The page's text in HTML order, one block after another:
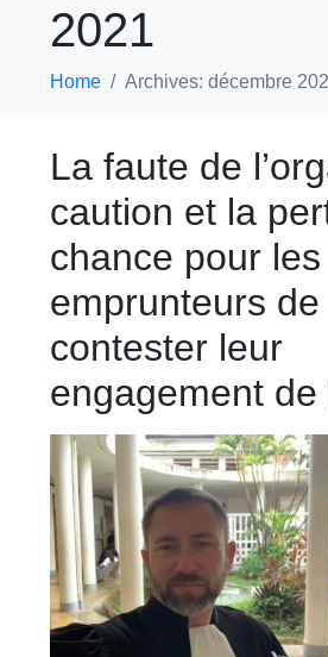
2021
Home Archives: décembre
La faute de
caution et la
chance pour les
emprunteurs de
contester leur
engagement de